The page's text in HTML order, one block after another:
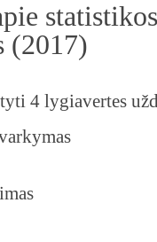
(2017)
4 lygiavertes